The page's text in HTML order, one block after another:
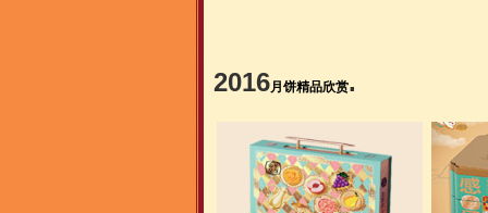
2016月饼精品欣赏.